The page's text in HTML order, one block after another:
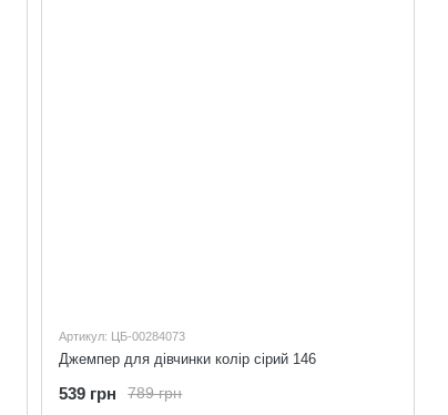
Артикул: ЦБ-00284073
Джемпер для дівчинки колір сірий 146
789 грн
539 грн